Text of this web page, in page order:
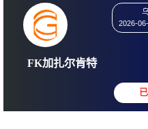
FK加扎尔肯特